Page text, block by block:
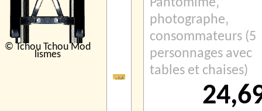
© Tchou Tchou Mod
lismes
Pantomime‚
photographe‚
consommateurs (5
personnages avec
tables et chaises)